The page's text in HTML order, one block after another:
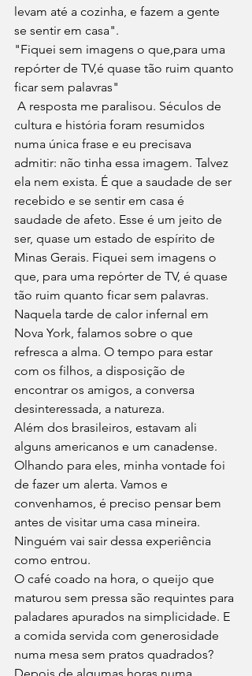
levam até a cozinha, e fazem a gente
se sentir em casa".
"Fiquei sem imagens o que,para uma
repórter de TV,é quase tão ruim quanto
ficar sem palavras"
cultura e história foram resumidos
numa única frase e eu precisava
admitir: não tinha essa imagem. Talvez
ela nem exista. É que a saudade de ser
recebido e se sentir em casa é
saudade de afeto. Esse é um jeito de
ser, quase um estado de espírito de
Minas Gerais. Fiquei sem imagens o
que, para uma repórter de TV, é quase
tão ruim quanto ficar sem palavras.
Naquela tarde de calor infernal em
Nova York, falamos sobre o que
refresca a alma. O tempo para estar
com os filhos, a disposição de
encontrar os amigos, a conversa
desinteressada, a natureza.
Além dos brasileiros, estavam ali
alguns americanos e um canadense.
Olhando para eles, minha vontade foi
de fazer um alerta. Vamos e
convenhamos, é preciso pensar bem
antes de visitar uma casa mineira.
Ninguém vai sair dessa experiência
como entrou.
O café coado na hora, o queijo que
maturou sem pressa são requintes para
paladares apurados na simplicidade. E
a comida servida com generosidade
numa mesa sem pratos quadrados?